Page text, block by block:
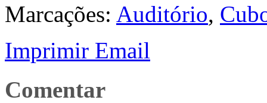
Marcações: Auditório,
Imprimir Email
Comentar